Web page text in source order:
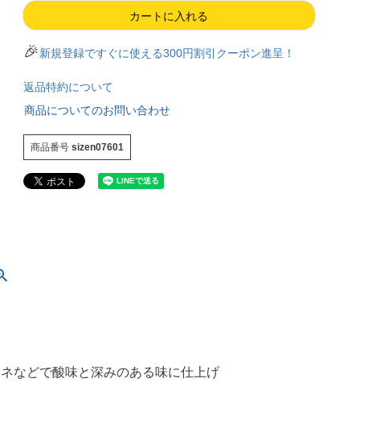
カートに入れる
🎉新規登録ですぐに使える300円割引クーポン進呈！
返品特約について
商品についてのお問い合わせ
商品番号 sizen07601
などで酸味と深みのある味に仕上げ